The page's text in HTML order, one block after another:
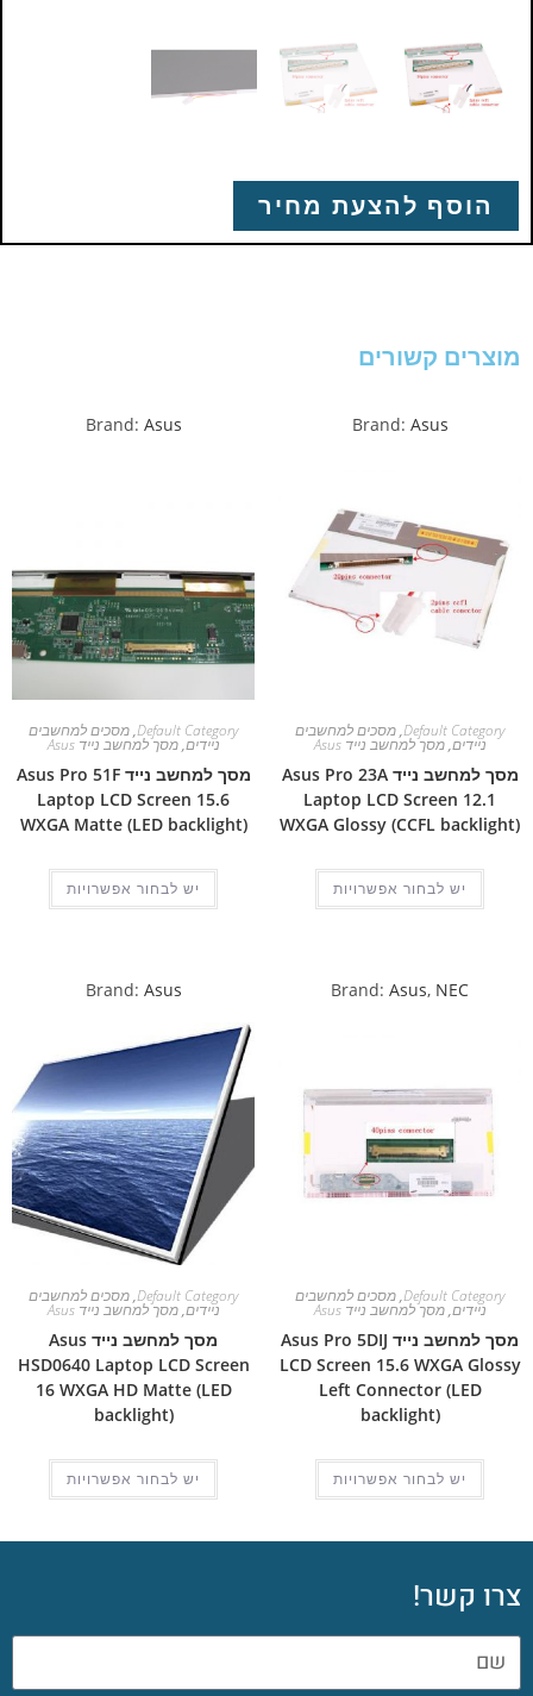
הוסף להצעת מחיר
מוצרים קשורים
Brand: Asus
Default Category
,מסכים למחשבים
ניידים,מסך למחשב נייד Asus
מסך למחשב נייד Asus Pro 23A
Laptop LCD Screen 12.1
WXGA Glossy (CCFL backlight)
יש לבחור אפשרויות
Brand: Asus
Default Category
,מסכים למחשבים
ניידים,מסך למחשב נייד Asus
מסך למחשב נייד Asus Pro 51F
Laptop LCD Screen 15.6
WXGA Matte (LED backlight)
יש לבחור אפשרויות
Brand: Asus, NEC
Default Category
,מסכים למחשבים
ניידים,מסך למחשב נייד Asus
מסך למחשב נייד Asus Pro 5DIJ
LCD Screen 15.6 WXGA Glossy
Left Connector (LED
backlight)
יש לבחור אפשרויות
Brand: Asus
Default Category
,מסכים למחשבים
ניידים,מסך למחשב נייד Asus
מסך למחשב נייד Asus
HSD0640 Laptop LCD Screen
16 WXGA HD Matte (LED
backlight)
יש לבחור אפשרויות
צרו קשר!